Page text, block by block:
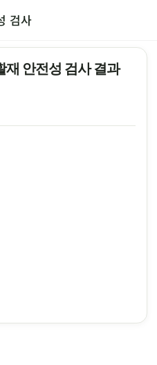
검사
재 안전성 검사 결과